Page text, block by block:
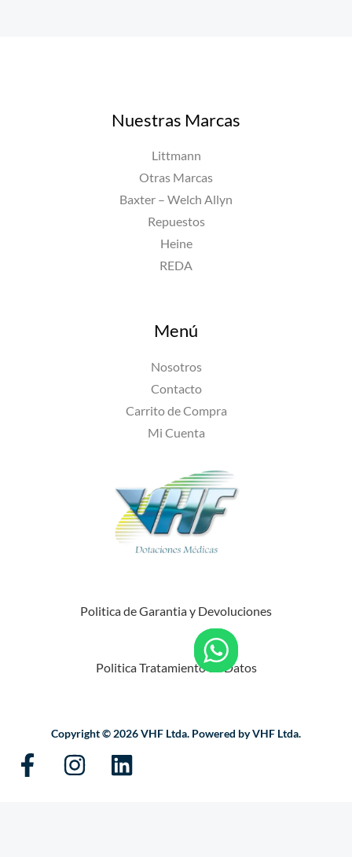
Nuestras Marcas
Littmann
Otras Marcas
Baxter – Welch Allyn
Repuestos
Heine
REDA
Menú
Nosotros
Contacto
Carrito de Compra
Mi Cuenta
Politica de Garantia y Devoluciones
Politica Tratamiento de Datos
Copyright © 2026 VHF Ltda. Powered by VHF Ltda.